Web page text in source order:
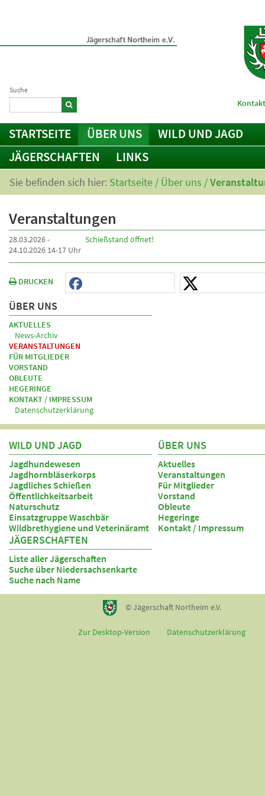
Suche
STARTSEITE ÜBER UNS
WILD UND JAGD
JÄGERSCHAFTEN
LINKS
Sie befinden sich hier: Startseite / Über uns /
Veranstaltungen
28.03.2026 -
24.10.2026 14-17 Uhr
Schießstand öffnet!
DRUCKEN
ÜBER UNS
AKTUELLES
News-Archiv
VERANSTALTUNGEN
FÜR MITGLIEDER
VORSTAND
OBLEUTE
HEGERINGE
KONTAKT / IMPRESSUM
Datenschutzerklärung
WILD UND JAGD
Jagdhundewesen
Jagdhornbläserkorps
Jagdliches Schießen
Öffentlichkeitsarbeit
Naturschutz
Einsatzgruppe Waschbär
Wildbrethygiene und Veterinäramt
ÜBER UNS
Aktuelles
Veranstaltungen
Für Mitglieder
Vorstand
Obleute
Hegeringe
Kontakt / Impressum
JÄGERSCHAFTEN
Liste aller Jägerschaften
Suche über Niedersachsenkarte
Suche nach Name
© Jägerschaft Northeim e.V.
Zur Desktop-Version Datenschutzerklärung